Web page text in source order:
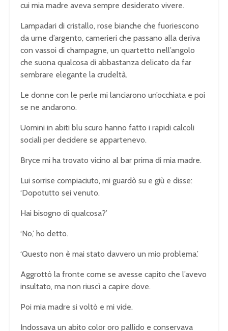
cui mia madre aveva sempre desiderato vivere.
Lampadari di cristallo, rose bianche che fuoriescono
da urne d’argento, camerieri che passano alla deriva
con vassoi di champagne, un quartetto nell’angolo
che suona qualcosa di abbastanza delicato da far
sembrare elegante la crudeltà.
Le donne con le perle mi lanciarono un’occhiata e poi
se ne andarono.
Uomini in abiti blu scuro hanno fatto i rapidi calcoli
sociali per decidere se appartenevo.
Bryce mi ha trovato vicino al bar prima di mia madre.
Lui sorrise compiaciuto, mi guardò su e giù e disse:
‘Dopotutto sei venuto.
Hai bisogno di qualcosa?’
‘No,’ ho detto.
‘Questo non è mai stato davvero un mio problema.’
Aggrottò la fronte come se avesse capito che l’avevo
insultato, ma non riuscì a capire dove.
Poi mia madre si voltò e mi vide.
Indossava un abito color oro pallido e conservava